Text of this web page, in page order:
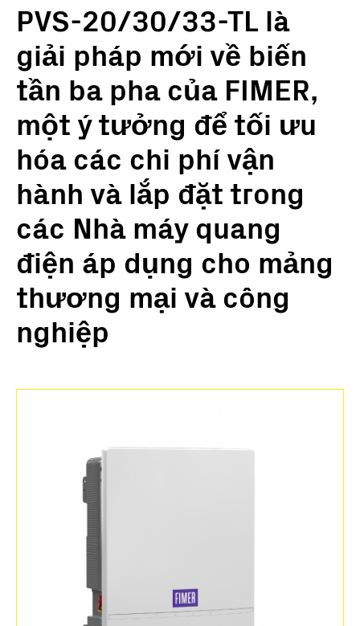
PVS-20/30/33-TL là
giải pháp mới về biến
tần ba pha của FIMER,
một ý tưởng để tối ưu
hóa các chi phí vận
hành và lắp đặt trong
các Nhà máy quang
điện áp dụng cho mảng
thương mại và công
nghiệp